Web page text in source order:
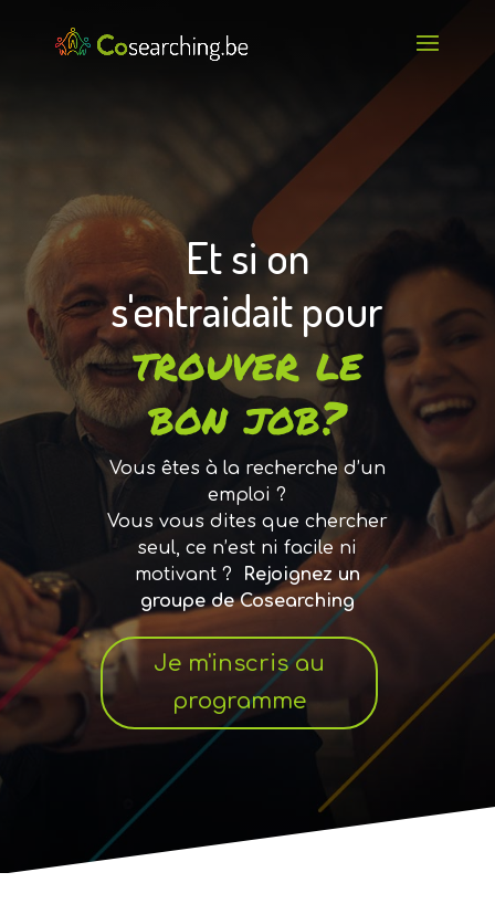
Et si on
s'entraidait pour
trouver le
bon job?
Vous êtes à la recherche d’un
emploi ?
Vous vous dites que chercher
seul, ce n’est ni facile ni
motivant ?
Rejoignez un
groupe de Cosearching
Je m'inscris au
programme